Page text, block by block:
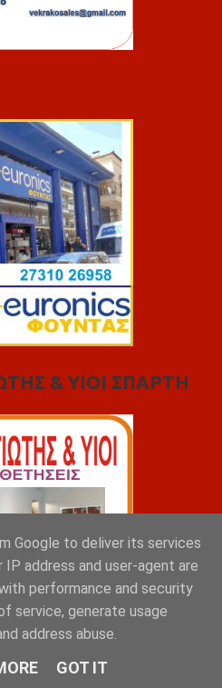
& YIOI ΣΠΑΡΤΗ
Google to deliver its services
address and user-agent are
performance and security
service, generate usage
address abuse.
GOT IT